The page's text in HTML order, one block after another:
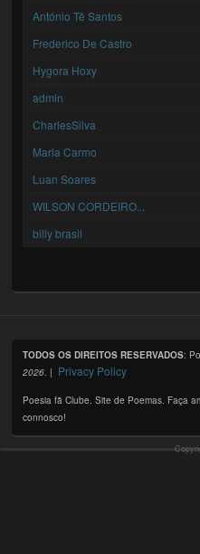
António Tê Santos
Frederico De Castro
Hygora Hoxy
admin
CharlesSilva
Maria Carmo
Luan Soares
WILSON CORDEIRO...
billy brasil
TODOS OS DIREITOS RESERVADOS:
2026. | Privacy Policy
Poesia fã Clube. Site de Poemas. Faça
connosco!